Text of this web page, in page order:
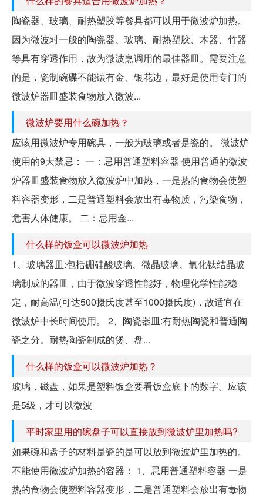
陶瓷器、玻璃、耐热塑胶等餐具都可以用于微波炉加热。
因为微波对一般的陶瓷器、玻璃、耐热塑胶、木器、竹器
等具有穿透作用，故为微波烹调用的最佳器皿。需要注意
的是，瓷制碗碟不能镶有金、银花边，最好是使用专门的
微波炉器皿盛装食物放入微波...
微波炉要用什么碗加热？
应该用微波炉专用碗具，一般为玻璃或者是瓷的。 微波炉
使用的9大禁忌： 一：忌用普通塑料容器 使用普通的微波
炉器皿盛装食物放入微波炉中加热，一是热的食物会使塑
料容器变形，二是普通塑料会放出有毒物质，污染食物，
危害人体健康。 二：忌用金...
什么样的饭盒可以微波炉加热
1、玻璃器皿:包括硼硅酸玻璃、微晶玻璃、氧化钛结晶玻
璃制成的器皿，由于微波穿透性能好，物理化学性能稳
定，耐高温(可达500摄氏度甚至1000摄氏度)，故适宜在
微波炉中长时间使用。 2、陶瓷器皿:有耐热陶瓷和普通陶
瓷之分。耐热陶瓷制成的煲、盘...
什么样的饭盒可以微波炉加热？
玻璃，磁盘，如果是塑料饭盒要看饭盒底下的数字。应该
是5级，才可以微波
平时家里用的碗盘子可以直接放到微波炉里加热吗?
如果碗和盘子的材料是瓷的是可以放到微波炉里加热的。
不能使用微波炉加热的容器： 1、忌用普通塑料容器 一是
热的食物会使塑料容器变形，二是普通塑料会放出有毒物